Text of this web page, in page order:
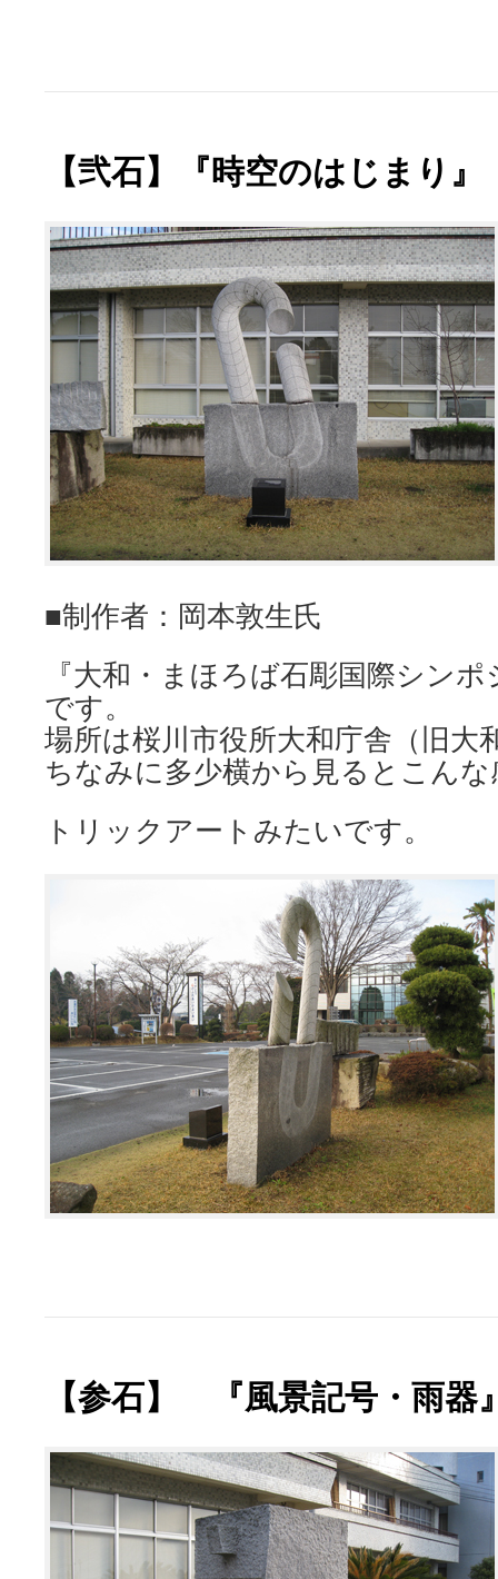
【弐石】『時空のはじまり』
■制作者：岡本敦生氏
『大和・まほろば石彫国際シン
です。
場所は桜川市役所大和庁舎（旧大
ちなみに多少横から見るとこん
トリックアートみたいです。
【参石】 『風景記号・雨器